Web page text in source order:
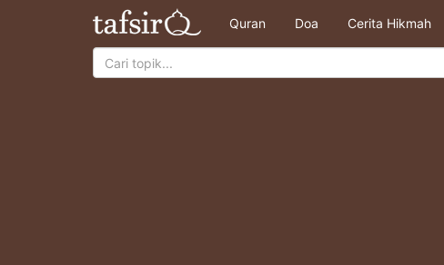
Quran Doa Cerita Hikmah